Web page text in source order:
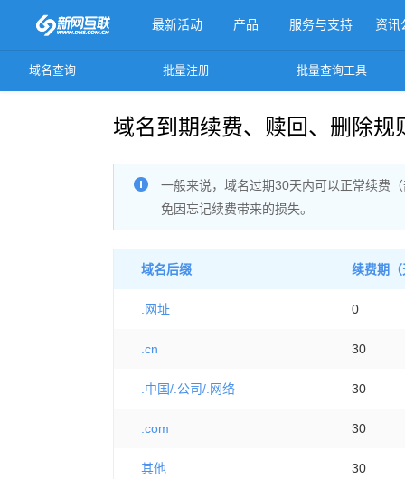
最新活动 产品 服务与支持 资讯
更多产品
域名查询 批量注册 批量查询工具
域名到期续费、赎回、删除规
一般来说，域名过期30天内可以正常续费
免因忘记续费带来的损失。
域名后缀 续费期（
.网址 0
.cn 30
.中国/.公司/.网络 30
.com 30
其他 30